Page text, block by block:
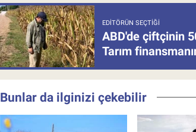
EDITÖRÜN SEÇTIĞI
ABD'de çiftçinin
Tarım
Bunlar da ilginizi çekebilir